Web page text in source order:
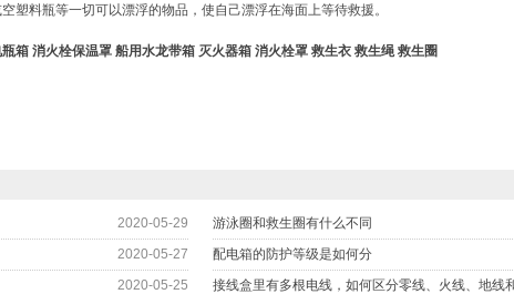
塑料瓶等一切可以漂浮的物品，使自己漂浮在海面上等待救援。
箱 消火栓保温罩 船用水龙带箱 灭火器箱 消火栓罩 救生衣 救生绳 救生圈
2020-05-29
游泳圈和救生圈有什么不同
2020-05-27
配电箱的防护等级是如何分
2020-05-25
接线盒里有多根电线，如何区分零线、火线、地线